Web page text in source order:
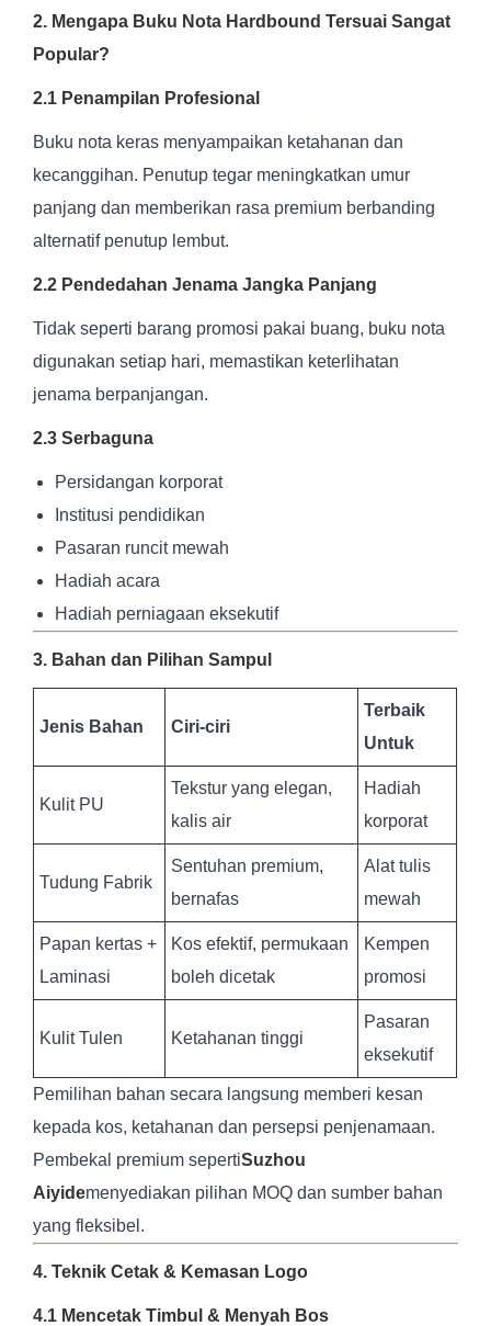
2. Mengapa Buku Nota Hardbound Tersuai Sangat
Popular?
2.1 Penampilan Profesional
Buku nota keras menyampaikan ketahanan dan
kecanggihan. Penutup tegar meningkatkan umur
panjang dan memberikan rasa premium berbanding
alternatif penutup lembut.
2.2 Pendedahan Jenama Jangka Panjang
Tidak seperti barang promosi pakai buang, buku nota
digunakan setiap hari, memastikan keterlihatan
jenama berpanjangan.
2.3 Serbaguna
Persidangan korporat
Institusi pendidikan
Pasaran runcit mewah
Hadiah acara
Hadiah perniagaan eksekutif
3. Bahan dan Pilihan Sampul
Jenis Bahan Ciri-ciri
Terbaik
Untuk
Kulit PU
Tekstur yang elegan,
kalis air
Hadiah
korporat
Tudung Fabrik
Sentuhan premium,
bernafas
Alat tulis
mewah
Papan kertas +
Laminasi
Kos efektif, permukaan
boleh dicetak
Kempen
promosi
Kulit Tulen Ketahanan tinggi
Pasaran
eksekutif
Pemilihan bahan secara langsung memberi kesan
kepada kos, ketahanan dan persepsi penjenamaan.
Pembekal premium sepertiSuzhou
Aiyidemenyediakan pilihan MOQ dan sumber bahan
yang fleksibel.
4. Teknik Cetak & Kemasan Logo
4.1 Mencetak Timbul & Menyah Bos